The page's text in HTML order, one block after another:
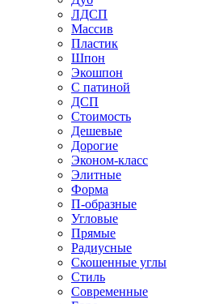
ЛДСП
Массив
Пластик
Шпон
Экошпон
С патиной
ДСП
Стоимость
Дешевые
Дорогие
Эконом-класс
Элитные
Форма
П-образные
Угловые
Прямые
Радиусные
Скошенные углы
Стиль
Современные